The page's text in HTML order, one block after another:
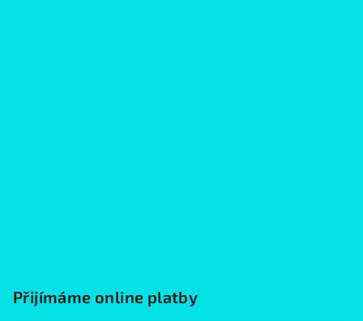
Přijímáme online platby